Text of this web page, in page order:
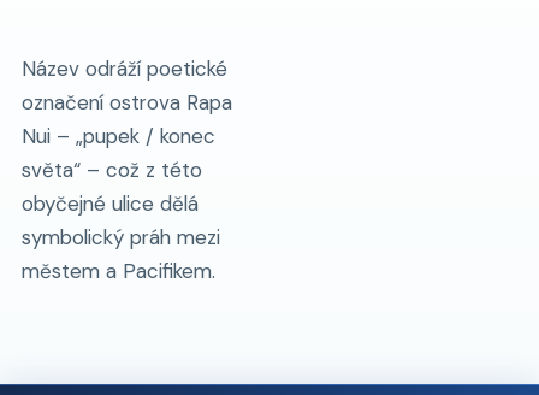
Název odráží poetické
označení ostrova Rapa
Nui – „pupek / konec
světa“ – což z této
obyčejné ulice dělá
symbolický práh mezi
městem a Pacifikem.